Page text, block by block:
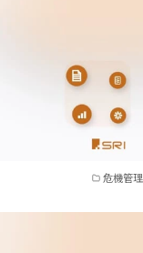
危機管理